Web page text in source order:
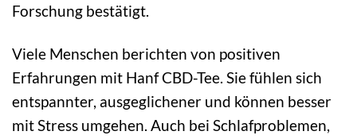
Forschung bestätigt.
Viele Menschen berichten von positiven
Erfahrungen mit Hanf CBD-Tee. Sie fühlen sich
entspannter, ausgeglichener und können besser
mit Stress umgehen. Auch bei Schlafproblemen,